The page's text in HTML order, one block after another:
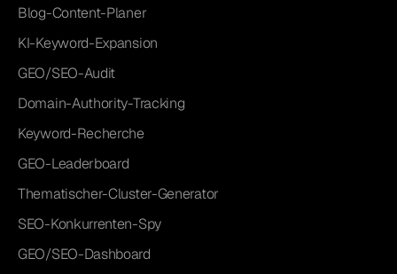
Blog-Content-Planer
KI-Keyword-Expansion
GEO/SEO-Audit
Domain-Authority-Tracking
Keyword-Recherche
GEO-Leaderboard
Thematischer-Cluster-Generator
SEO-Konkurrenten-Spy
GEO/SEO-Dashboard